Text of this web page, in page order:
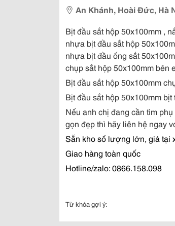
An Khánh, Hoài Đức, Hà
Bịt đầu sắt hộp 50x100mm ,
nhựa bịt đầu sắt hộp
nhựa bịt đầu ống sắt
chụp sắt hộp 50x100mm
Bịt đầu sắt hộp 50x100mm
Bịt đầu sắt hộp 50x100mm bịt
Nếu anh chị đang cần tìm
gọn đẹp thì hãy liên hệ ngay
Sẵn kho số lượng lớn, giá tại
Giao hàng toàn quốc
Hotline/zalo: 0866.158.098
Từ khóa gợi ý: